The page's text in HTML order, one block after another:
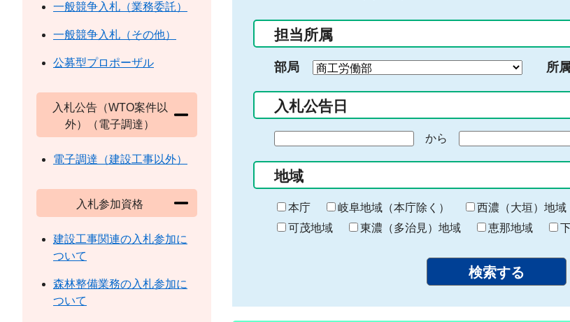
ー
入
力
担当所属
部局 所
入札公告日
の
始
ま
り
から
終
わ
り
地域
本庁 岐阜地域（本庁除く） 西濃（大垣）地域
可茂地域
東濃（多治見）地域 恵那地域
一般競争入札（業務委託）
一般競争入札（その他）
公募型プロポーザル
入札公告（WTO案件以
外）（電子調達）
電子調達（建設工事以外）
入札参加資格
建設工事関連の入札参加に
ついて
森林整備業務の入札参加に
ついて